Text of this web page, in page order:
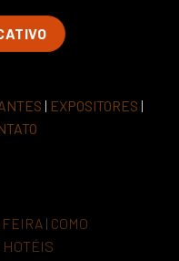
| EXPOSITORES |
FEIRA | COMO
HOTÉIS